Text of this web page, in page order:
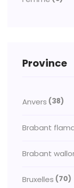
Province
Anvers (38)
Brabant
Brabant
Bruxelles (70)